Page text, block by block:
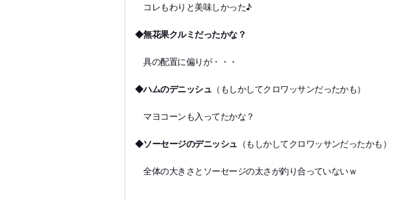
コレもわりと美味しかった♪
◆無花果クルミだったかな？
具の配置に偏りが・・・
◆ハムのデニッシュ （もしかしてクロワッサンだったかも）
マヨコーンも入ってたかな？
◆ソーセージのデニッシュ （もしかしてクロワッサンだったかも）
全体の大きさとソーセージの太さが釣り合っていないｗ